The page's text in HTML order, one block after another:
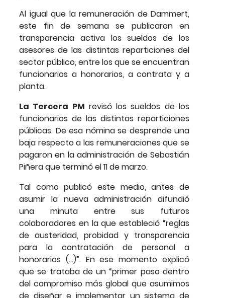
Al igual que la remuneración de Dammert,
este fin de semana se publicaron en
transparencia activa los sueldos de los
asesores de las distintas reparticiones del
sector público, entre los que se encuentran
funcionarios a honorarios, a contrata y a
planta.
La Tercera PM revisó los sueldos de los
funcionarios de las distintas reparticiones
públicas. De esa nómina se desprende una
baja respecto a las remuneraciones que se
pagaron en la administración de Sebastián
Piñera que terminó el 11 de marzo.
Tal como publicó este medio, antes de
asumir la nueva administración difundió
una minuta entre sus futuros
colaboradores en la que estableció “reglas
de austeridad, probidad y transparencia
para la contratación de personal a
honorarios (...)”. En ese momento explicó
que se trataba de un “primer paso dentro
del compromiso más global que asumimos